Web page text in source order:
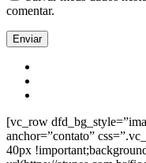
comentar.
[vc_row
anchor=”contato”
40px